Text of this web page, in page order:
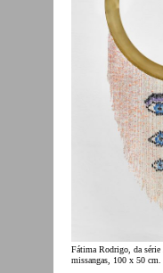
Fátima Rodrigo, da série
missangas, 100 x 50